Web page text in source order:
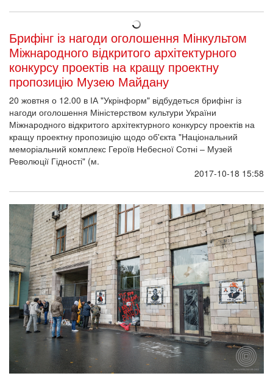
Брифінг із нагоди оголошення Мінкультом
Міжнародного відкритого архітектурного
конкурсу проектів на кращу проектну
пропозицію Музею Майдану
20 жовтня о 12.00 в ІА "Укрінформ" відбудеться брифінг із
нагоди оголошення Міністерством культури України
Міжнародного відкритого архітектурного конкурсу проектів на
кращу проектну пропозицію щодо об'єкта "Національний
меморіальний комплекс Героїв Небесної Сотні – Музей
Революції Гідності" (м.
2017-10-18 15:58